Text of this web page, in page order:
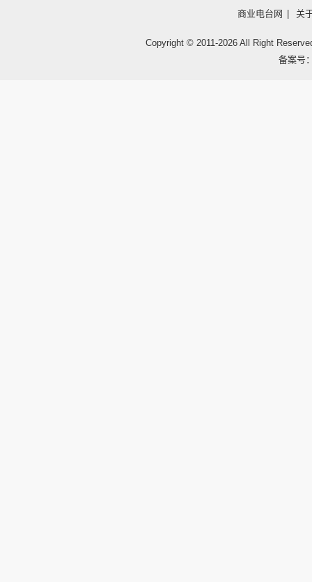
商业电台网 | 关
Copyright © 2011-2026 All Right
备案号